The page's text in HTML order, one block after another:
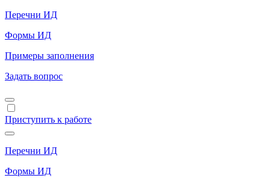
Перечни ИД
Формы ИД
Примеры заполнения
Задать вопрос
Приступить к работе
Перечни ИД
Формы ИД